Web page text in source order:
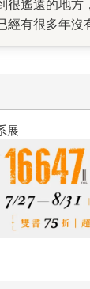
很遙遠的地方
經有很多年沒
，她繼續寫她
。而我則是乖
想。在一個生
每個生命都
事，戰爭只出
的生命誕生了
時代，他是天
的時代。李
覺得這個故
銷榜